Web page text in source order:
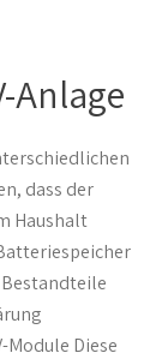
Anlage
dass der
Haushalt
Module Diese